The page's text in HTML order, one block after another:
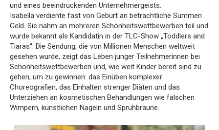
und eines beeindruckenden Unternehmergeists.
Isabella verdiente fast von Geburt an beträchtliche Summen
Geld. Sie nahm an mehreren Schönheitswettbewerben teil und
wurde bekannt als Kandidatin in der TLC-Show „Toddlers and
Tiaras“. Die Sendung, die von Millionen Menschen weltweit
gesehen wurde, zeigt das Leben junger Teilnehmerinnen bei
Schönheitswettbewerben und, wie weit Kinder bereit sind zu
gehen, um zu gewinnen: das Einüben komplexer
Choreografien, das Einhalten strenger Diäten und das
Unterziehen an kosmetischen Behandlungen wie falschen
Wimpern, künstlichen Nägeln und Sprühbräune.